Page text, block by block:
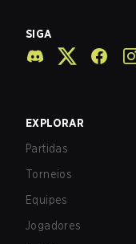
SIGA
EXPLORAR
Partidas
Torneios
Equipes
Jogadores